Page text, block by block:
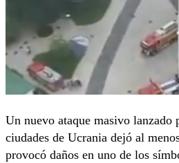
Un nuevo ataque masivo lanzado
ciudades de Ucrania dejó al
provocó daños en uno de los